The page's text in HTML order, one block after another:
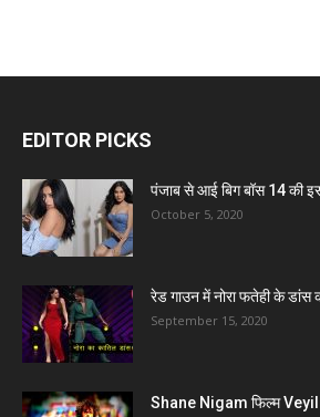
EDITOR PICKS
पंजाब से आई बिग बॉस 14 की
October 5, 2020
रेड गाउन में नोरा फतेही के डांस
September 15, 2020
Shane Nigam फिल्म Veyil